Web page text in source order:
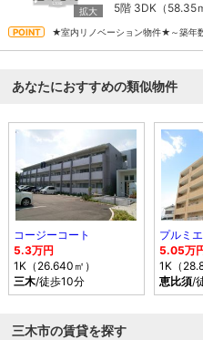
5階 3DK（58.35
★室内リノベーション物件★～築年
あなたにおすすめの類似物件
コージーコート
5.3万円
1K（26.640㎡）
三木/徒歩10分
プルミ
5.05万
1K（
恵比須/
三木市の賃貸を探す